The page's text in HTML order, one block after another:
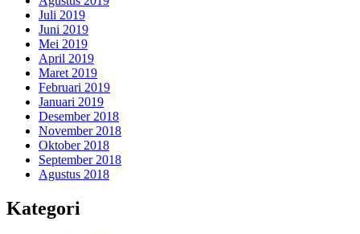
Juli 2019
Juni 2019
Mei 2019
April 2019
Maret 2019
Februari 2019
Januari 2019
Desember 2018
November 2018
Oktober 2018
September 2018
Agustus 2018
Kategori